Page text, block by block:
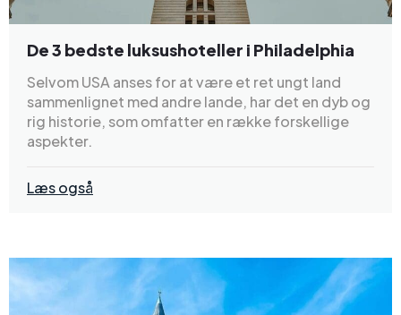
De 3 bedste luksushoteller i Philadelphia
Selvom USA anses for at være et ret ungt land
sammenlignet med andre lande, har det en dyb og
rig historie, som omfatter en række forskellige
aspekter.
Læs også